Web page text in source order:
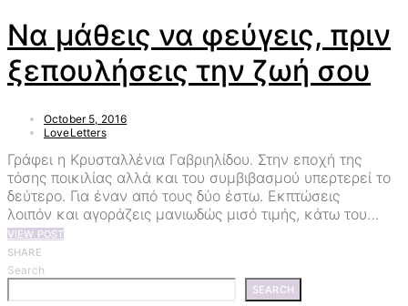
Να μάθεις να φεύγεις, πριν
ξεπουλήσεις την ζωή σου
October 5, 2016
LoveLetters
Γράφει η Κρυσταλλένια Γαβριηλίδου. Στην εποχή της
τόσης ποικιλίας αλλά και του συμβιβασμού υπερτερεί το
δεύτερο. Για έναν από τους δύο έστω. Εκπτώσεις
λοιπόν και αγοράζεις μανιωδώς μισό τιμής, κάτω του…
VIEW POST
SHARE
Search
SEARCH